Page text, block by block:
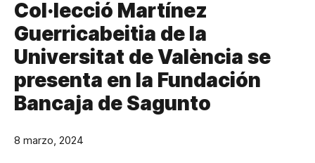
Col·lecció Martínez
Guerricabeitia de la
Universitat de València se
presenta en la Fundación
Bancaja de Sagunto
8 marzo, 2024